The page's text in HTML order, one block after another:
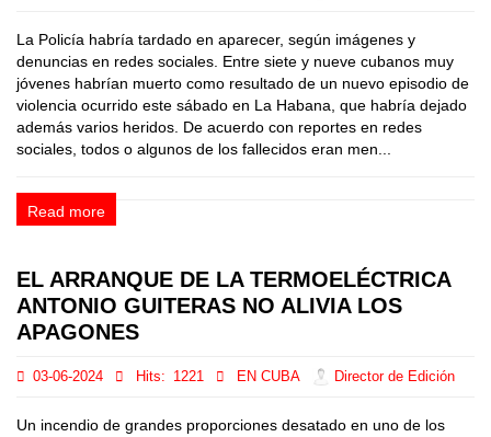
La Policía habría tardado en aparecer, según imágenes y
denuncias en redes sociales. Entre siete y nueve cubanos muy
jóvenes habrían muerto como resultado de un nuevo episodio de
violencia ocurrido este sábado en La Habana, que habría dejado
además varios heridos. De acuerdo con reportes en redes
sociales, todos o algunos de los fallecidos eran men...
Read more
EL ARRANQUE DE LA TERMOELÉCTRICA
ANTONIO GUITERAS NO ALIVIA LOS
APAGONES
03-06-2024 Hits: 1221 EN CUBA Director de Edición
Un incendio de grandes proporciones desatado en uno de los